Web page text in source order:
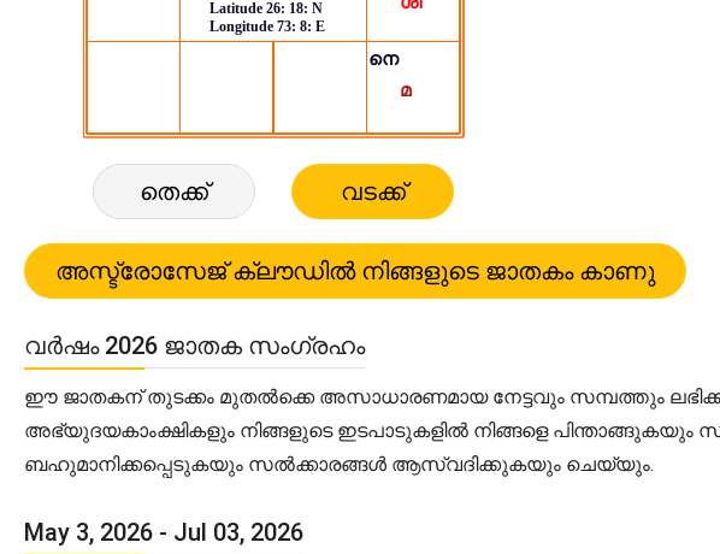
തെക്ക് വടക്ക്
വർഷം 2026 ജാതക സംഗ്രഹം
ഈ ജാതകന് തുടക്കം മുതൽക്കെ അസാധാരണമായ നേട്ടവും സമ്പത്തും
അഭ്യുദയകാംക്ഷികളും നിങ്ങളുടെ ഇടപാടുകളിൽ നിങ്ങളെ
ബഹുമാനിക്കപ്പെടുകയും സൽക്കാരങ്ങൾ ആസ്വദിക്കുകയും ചെയ്യും.
May 3, 2026 - Jul 03, 2026